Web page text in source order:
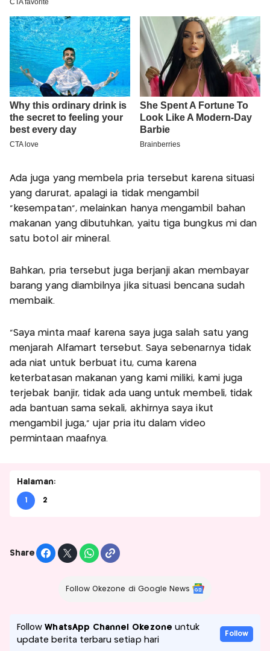
Ada juga yang membela pria tersebut karena situasi
yang darurat, apalagi ia tidak mengambil
“kesempatan”, melainkan hanya mengambil bahan
makanan yang dibutuhkan, yaitu tiga bungkus mi dan
satu botol air mineral.
Bahkan, pria tersebut juga berjanji akan membayar
barang yang diambilnya jika situasi bencana sudah
membaik.
“Saya minta maaf karena saya juga salah satu yang
menjarah Alfamart tersebut. Saya sebenarnya tidak
ada niat untuk berbuat itu, cuma karena
keterbatasan makanan yang kami miliki, kami juga
terjebak banjir, tidak ada uang untuk membeli, tidak
ada bantuan sama sekali, akhirnya saya ikut
mengambil juga,” ujar pria itu dalam video
permintaan maafnya.
Halaman:
1 2
Share
Follow Okezone di Google News
FollowWhatsApp Channel Okezone untuk
update berita terbaru setiap hari
Follow